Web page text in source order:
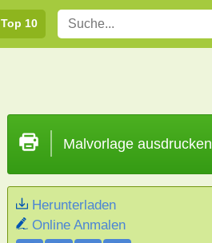
Top 10
Malvorlage ausdrucken
Herunterladen
Online Anmalen